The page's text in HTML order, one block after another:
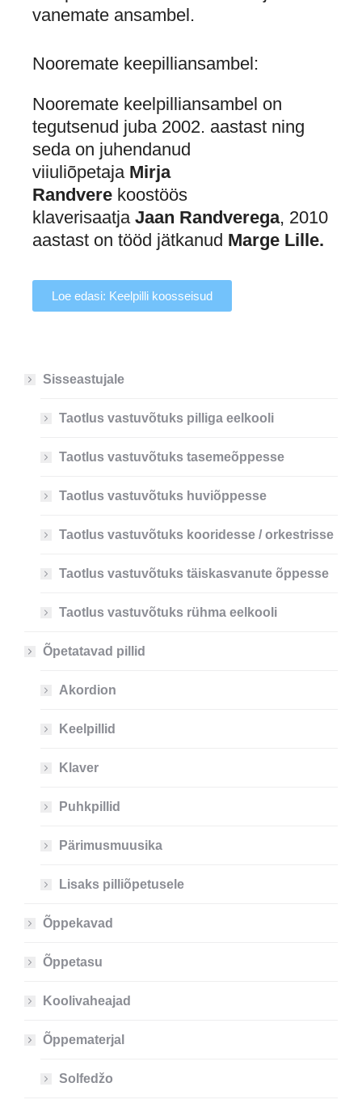
vanemate ansambel.
Nooremate keepilliansambel:
Nooremate keelpilliansambel on
tegutsenud juba 2002. aastast ning
seda on juhendanud
viiuliõpetaja Mirja
Randvere koostöös
klaverisaatja Jaan Randverega, 2010
aastast on tööd jätkanud Marge Lille.
Loe edasi: Keelpilli koosseisud
Sisseastujale
Taotlus vastuvõtuks pilliga eelkooli
Taotlus vastuvõtuks tasemeõppesse
Taotlus vastuvõtuks huviõppesse
Taotlus vastuvõtuks kooridesse / orkestrisse
Taotlus vastuvõtuks täiskasvanute õppesse
Taotlus vastuvõtuks rühma eelkooli
Õpetatavad pillid
Akordion
Keelpillid
Klaver
Puhkpillid
Pärimusmuusika
Lisaks pilliõpetusele
Õppekavad
Õppetasu
Koolivaheajad
Õppematerjal
Solfedžo